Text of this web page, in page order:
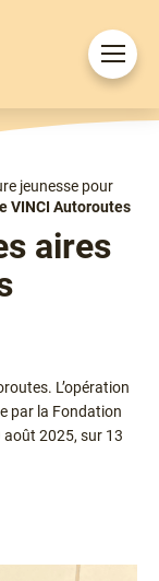
Ouvrir
le
jeunesse pour
VINCI Autoroutes
aires
L’opération
par la Fondation
août 2025, sur 13